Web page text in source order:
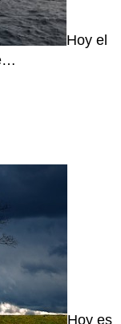
Hoy el
Hoy es